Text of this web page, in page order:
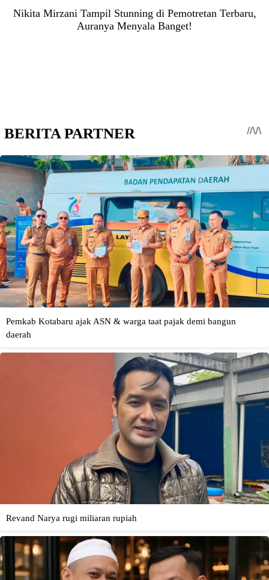
Nikita Mirzani Tampil Stunning di Pemotretan Terbaru,
Auranya Menyala Banget!